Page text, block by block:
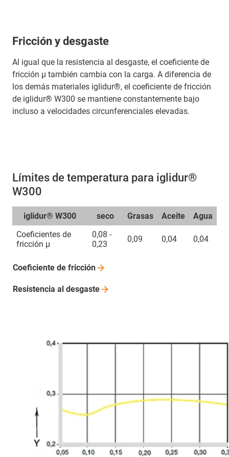
Fricción y desgaste
Al igual que la resistencia al desgaste, el coeficiente de
fricción μ también cambia con la carga. A diferencia de
los demás materiales iglidur®, el coeficiente de fricción
de iglidur® W300 se mantiene constantemente bajo
incluso a velocidades circunferenciales elevadas.
Límites de temperatura para iglidur®
W300
iglidur® W300 seco Grasas Aceite
Agua
Coeficientes de
fricción µ
0,08 -
0,23
0,09 0,04 0,04
Coeficiente de fricción
Resistencia al desgaste